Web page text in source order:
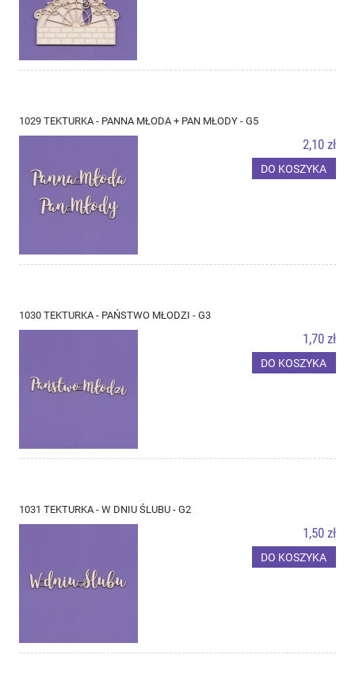
1029 TEKTURKA - PANNA MŁODA + PAN MŁODY - G5
2,10 zł
DO KOSZYKA
1030 TEKTURKA - PAŃSTWO MŁODZI - G3
1,70 zł
DO KOSZYKA
1031 TEKTURKA - W DNIU ŚLUBU - G2
1,50 zł
DO KOSZYKA